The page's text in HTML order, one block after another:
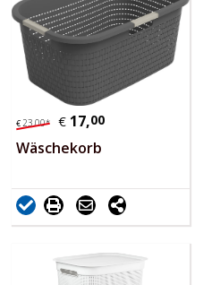
€23,00* € 17,00
Wäschekorb